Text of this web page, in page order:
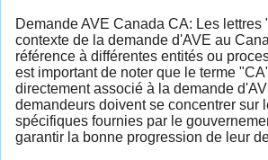
Demande AVE Canada CA: Les lettres
contexte de la demande d'AVE au
référence à différentes entités ou
est important de noter que le terme
directement associé à la demande
demandeurs doivent se concentrer sur
spécifiques fournies par le
garantir la bonne progression de leur